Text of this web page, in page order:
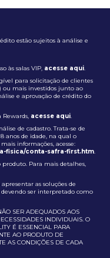
estão sujeitos à análise e
às salas VIP, acesse aqui.
para solicitação de clientes
ou mais investidos junto ao
e aprovação de crédito do
Rewards, acesse aqui.
de cadastro. Trata-se de
anos de idade, na qual o
informações, acesse:
fisica/conta-safra-first.htm.
Para mais detalhes,
as soluções de
ser interpretado como
SER ADEQUADOS AOS
INDIVIDUAIS. O
É ESSENCIAL PARA
AO PRODUTO DE
AS CONDIÇÕES DE CADA